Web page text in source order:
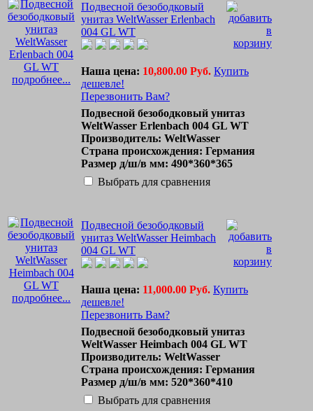
подробнее...
Подвесной безободковый
унитаз WeltWasser Erlenbach
004 GL WT
Наша цена: 10,800.00 Руб. Купить
дешевле!
Перезвонить Вам?
Подвесной безободковый унитаз
WeltWasser Erlenbach 004 GL WT
Производитель: WeltWasser
Страна происхождения: Германия
Размер д/ш/в мм: 490*360*365
Выбрать для сравнения
подробнее...
Подвесной безободковый
унитаз WeltWasser Heimbach
004 GL WT
Наша цена: 11,000.00 Руб. Купить
дешевле!
Перезвонить Вам?
Подвесной безободковый унитаз
WeltWasser Heimbach 004 GL WT
Производитель: WeltWasser
Страна происхождения: Германия
Размер д/ш/в мм: 520*360*410
Выбрать для сравнения